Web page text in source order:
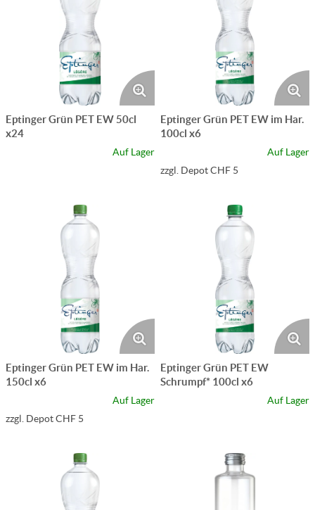
Eptinger Grün PET EW 50cl
x24
Auf Lager
Eptinger Grün PET EW im Har.
100cl x6
Auf Lager
zzgl. Depot CHF 5
Eptinger Grün PET EW im Har.
150cl x6
Auf Lager
zzgl. Depot CHF 5
Eptinger Grün PET EW
Schrumpf* 100cl x6
Auf Lager